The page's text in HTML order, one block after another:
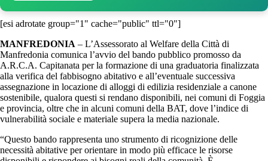
[esi adrotate group="1" cache="public" ttl="0"]
MANFREDONIA – L’Assessorato al Welfare della Città di
Manfredonia comunica l’avvio del bando pubblico promosso da
A.R.C.A. Capitanata per la formazione di una graduatoria finalizzata
alla verifica del fabbisogno abitativo e all’eventuale successiva
assegnazione in locazione di alloggi di edilizia residenziale a canone
sostenibile, qualora questi si rendano disponibili, nei comuni di Foggia
e provincia, oltre che in alcuni comuni della BAT, dove l’indice di
vulnerabilità sociale e materiale supera la media nazionale.
“Questo bando rappresenta uno strumento di ricognizione delle
necessità abitative per orientare in modo più efficace le risorse